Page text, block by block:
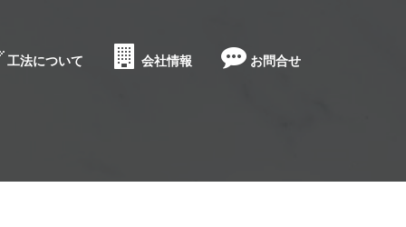
工法について 会社情報 お問合せ